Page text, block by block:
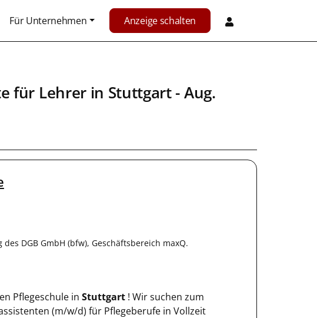
Für Unternehmen Anzeige schalten
für Lehrerin Stuttgart- Aug.
DGB GmbH (bfw), Geschäftsbereich maxQ.
Pflegeschule in Stuttgart ! Wir suchen zum
(m/w/d) für Pflegeberufe in Vollzeit